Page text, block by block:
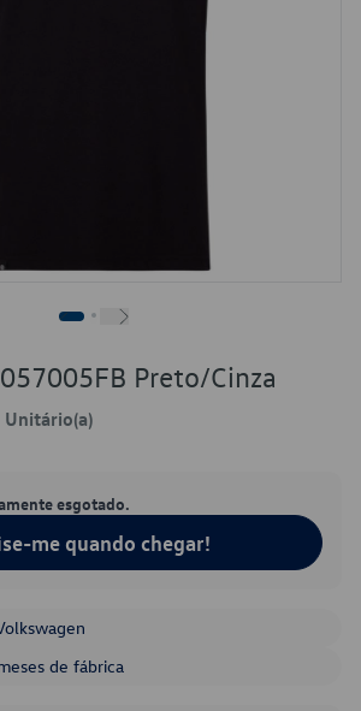
Preto/Cinza
Unitário(a)
esgotado.
me quando chegar!
de fábrica